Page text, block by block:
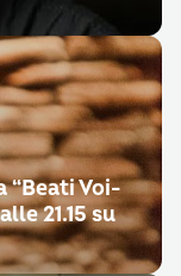
“Beati Voi-
21.15 su